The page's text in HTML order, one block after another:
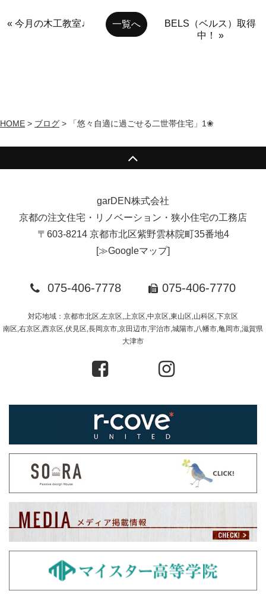
« 今月の木工教室♩ 一覧へ
BELS（ベルス）取得
中！ »
HOME > ブログ > 「悠々自適に過ごせる二世帯住宅」1❀
garDEN株式会社
京都の注文住宅・リノベーション・狭小住宅の工務店
〒603-8214 京都市北区紫野雲林院町35番地4
[≫Googleマップ]
075-406-7778 075-406-7770
対応地域：京都市北区,左京区,上京区,中京区,東山区,山科区,下京区
南区,右京区,西京区,伏見区,長岡京市,京田辺市,宇治市,城陽市,八幡市,亀岡市,滋賀県
大津市